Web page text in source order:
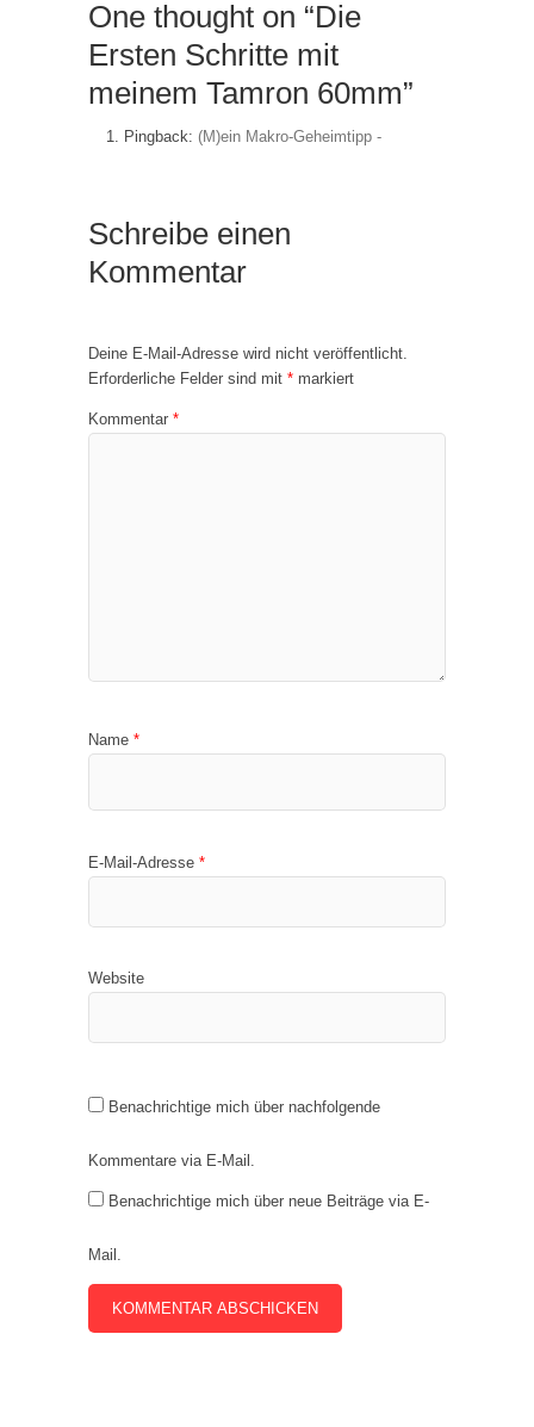
One thought on “Die
Ersten Schritte mit
meinem Tamron 60mm”
Pingback: (M)ein Makro-Geheimtipp -
Schreibe einen
Kommentar
Deine E-Mail-Adresse wird nicht veröffentlicht.
Erforderliche Felder sind mit * markiert
Kommentar *
Name *
E-Mail-Adresse *
Website
Benachrichtige mich über nachfolgende
Kommentare via E-Mail.
Benachrichtige mich über neue Beiträge via E-
Mail.